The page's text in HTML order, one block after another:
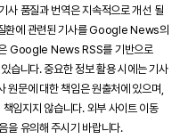
사 품질과 번역은 지속적으로 개선 될
환에 관련된 기사를 Google News의
은 Google News RSS를 기반으로
습니다. 중요한 정보 활용 시에는 기사
원문에 대한 책임은 원출처에 있으며,
임지지 않습니다. 외부 사이트 이동
을 유의해 주시기 바랍니다.